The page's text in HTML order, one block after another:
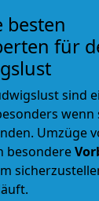
besten
für
sind
Umzüge
besondere